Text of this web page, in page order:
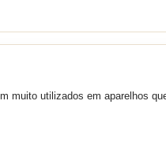
utilizados em aparelhos